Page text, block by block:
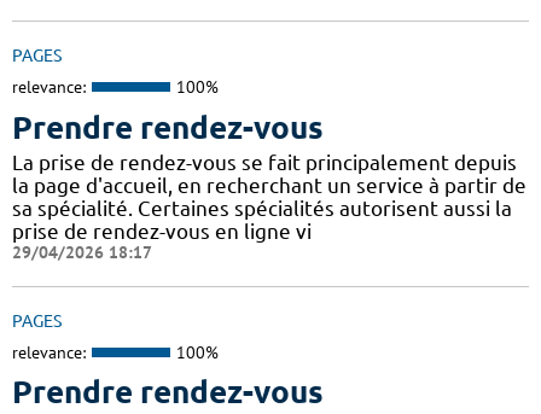
PAGES
relevance: 100%
Prendre rendez-vous
La prise de rendez-vous se fait principalement depuis
la page d'accueil, en recherchant un service à partir de
sa spécialité. Certaines spécialités autorisent aussi la
prise de rendez-vous en ligne vi
29/04/2026 18:17
PAGES
relevance: 100%
Prendre rendez-vous